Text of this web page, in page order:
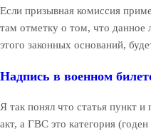
Если призывная комиссия
там отметку о том, что
этого законных оснований,
Надпись в военном
Я так понял что статья пункт
акт, а ГВС это категория